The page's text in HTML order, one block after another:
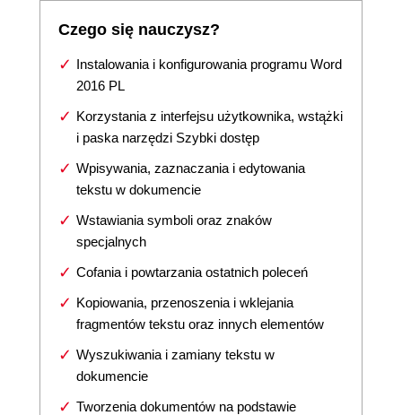
Czego się nauczysz?
Instalowania i konfigurowania programu Word
2016 PL
Korzystania z interfejsu użytkownika, wstążki
i paska narzędzi Szybki dostęp
Wpisywania, zaznaczania i edytowania
tekstu w dokumencie
Wstawiania symboli oraz znaków
specjalnych
Cofania i powtarzania ostatnich poleceń
Kopiowania, przenoszenia i wklejania
fragmentów tekstu oraz innych elementów
Wyszukiwania i zamiany tekstu w
dokumencie
Tworzenia dokumentów na podstawie